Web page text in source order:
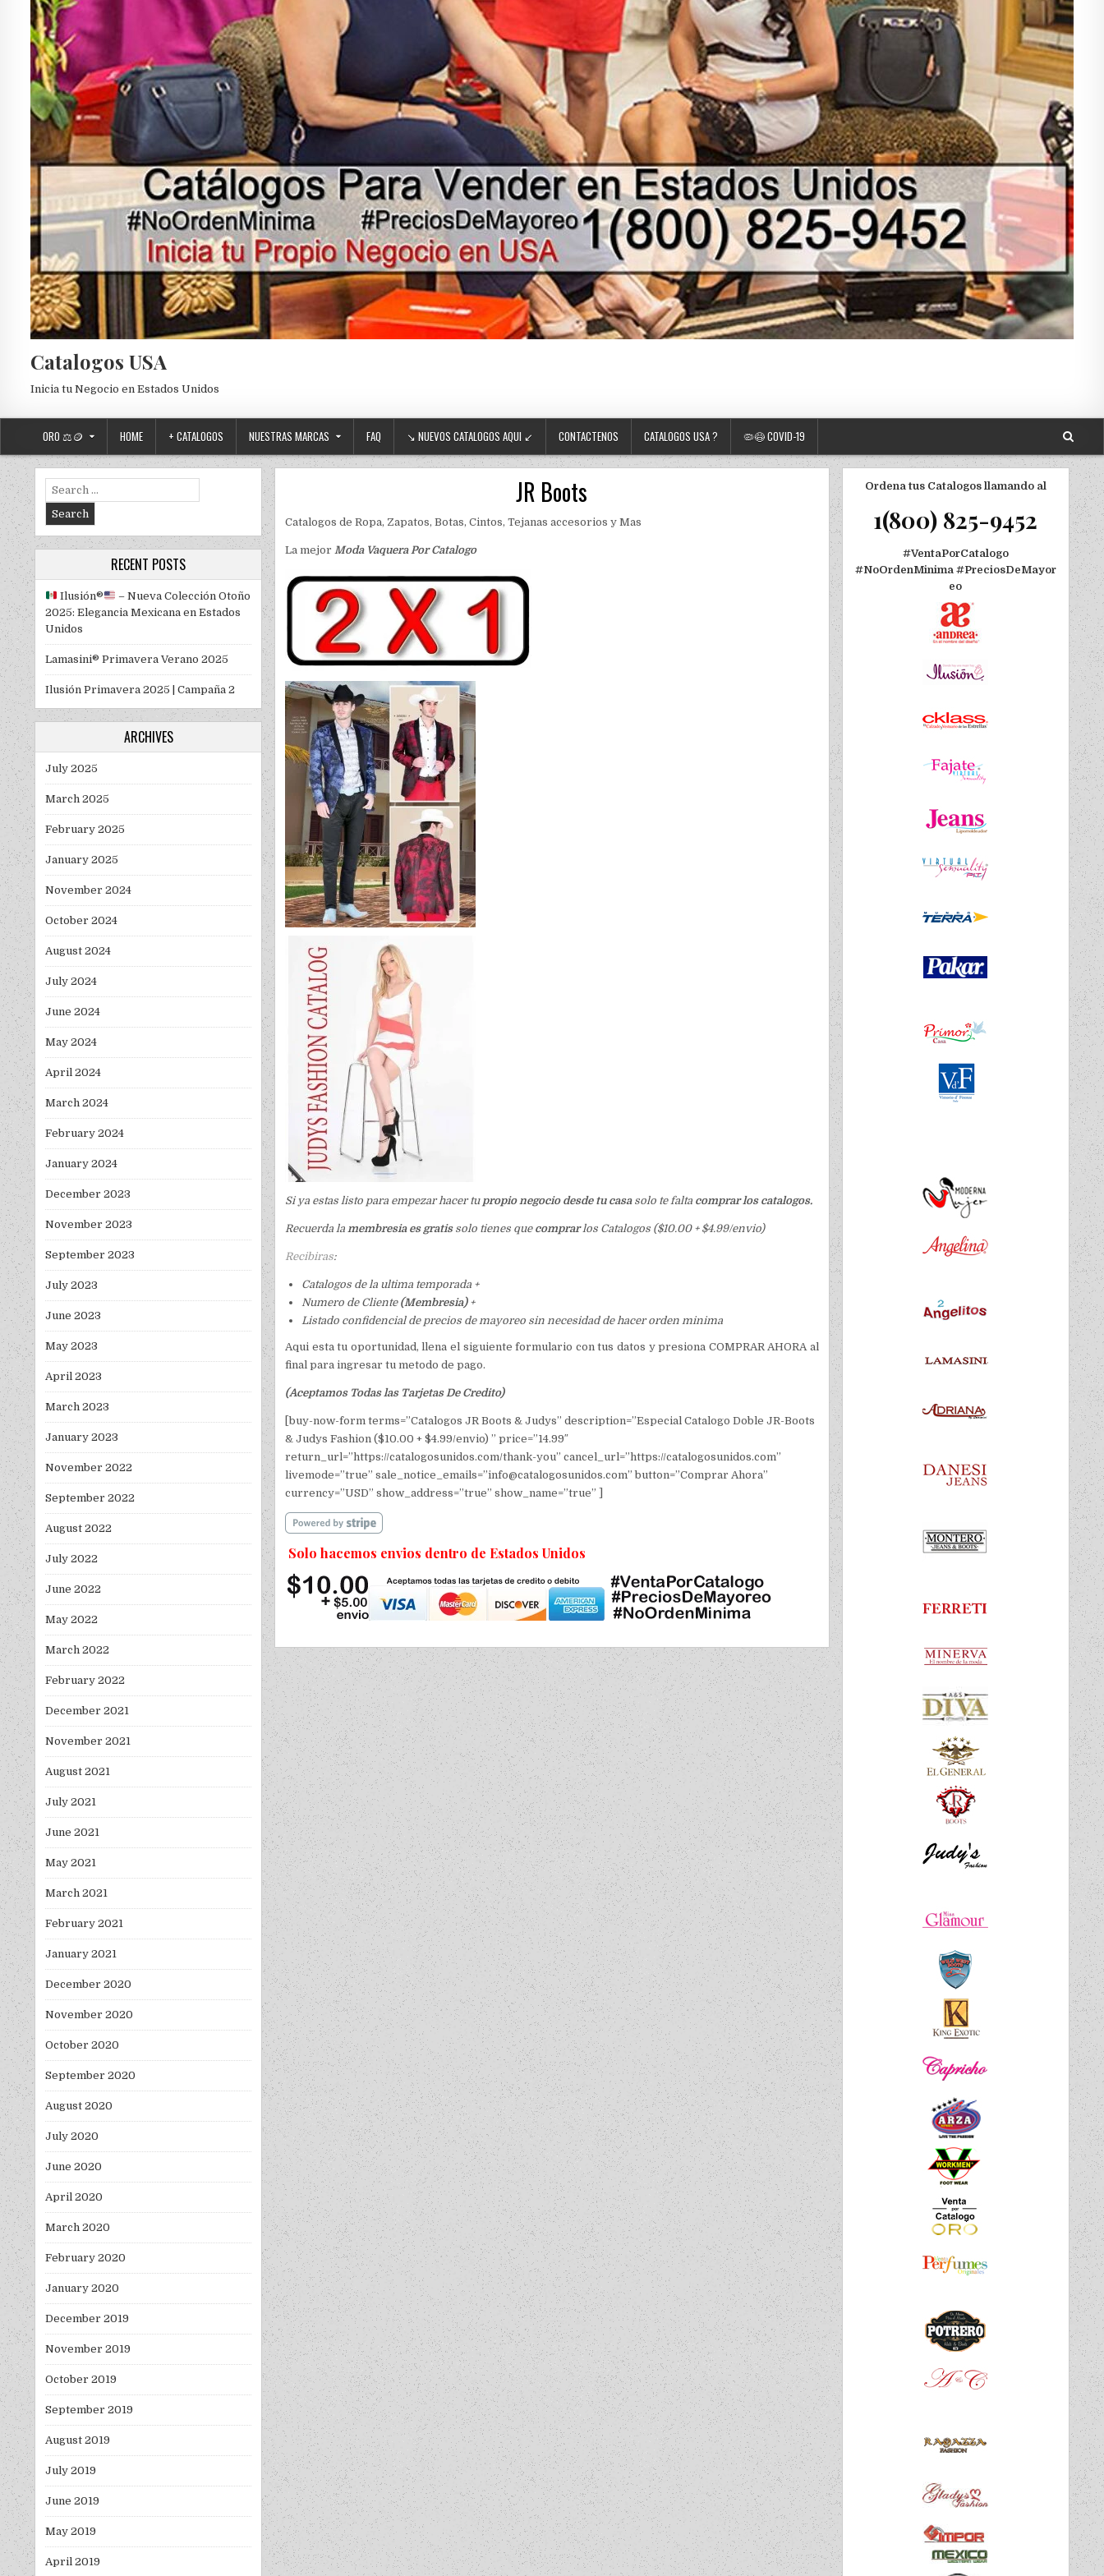
Catalogos USA
Inicia tu Negocio en Estados Unidos
ORO ⚖️🪙 HOME + CATALOGOS NUESTRAS MARCAS FAQ ↘ NUEVOS CATALOGOS AQUI ↙ CONTACTENOS CATALOGOS USA ? 🦠😷 COVID-19
JR Boots
Catalogos de Ropa, Zapatos, Botas, Cintos, Tejanas accesorios y Mas
La mejor Moda Vaquera Por Catalogo
Si ya estas listo para empezar hacer tu propio negocio desde tu casasolo te falta comprar los catalogos.
Recuerda lamembresia es gratissolo tienes que comprarlos Catalogos ($10.00 + $4.99/envio)
Recibiras:
Catalogos de la ultima temporada +
Numero de Cliente (Membresia)+
Listado confidencial de precios de mayoreo sin necesidad de hacer orden minima
Aqui esta tu oportunidad, llena el siguiente formulario con tus datos y presiona COMPRAR AHORA al
final para ingresar tu metodo de pago.
(Aceptamos Todas las Tarjetas De Credito)
[buy-now-form terms=”Catalogos JR Boots & Judys” description=”Especial Catalogo Doble JR-Boots
& Judys Fashion ($10.00 + $4.99/envio) ” price=”14.99″
return_url=”https://catalogosunidos.com/thank-you” cancel_url=”https://catalogosunidos.com”
livemode=”true” sale_notice_emails=”info@catalogosunidos.com” button=”Comprar Ahora”
currency=”USD” show_address=”true” show_name=”true” ]
Solo hacemos envios dentro de Estados Unidos
Search for:
RECENT POSTS
Ilusión®️
– Nueva Colección Otoño
2025: Elegancia Mexicana en Estados
Unidos
Lamasini® Primavera Verano 2025
Ilusión Primavera 2025 | Campaña 2
ARCHIVES
July 2025
March 2025
February 2025
January 2025
November 2024
October 2024
August 2024
July 2024
June 2024
May 2024
April 2024
March 2024
February 2024
January 2024
December 2023
November 2023
September 2023
July 2023
June 2023
May 2023
April 2023
March 2023
January 2023
November 2022
September 2022
August 2022
July 2022
June 2022
May 2022
March 2022
February 2022
December 2021
November 2021
August 2021
July 2021
June 2021
May 2021
March 2021
February 2021
January 2021
December 2020
November 2020
October 2020
September 2020
August 2020
July 2020
June 2020
April 2020
March 2020
February 2020
January 2020
December 2019
November 2019
October 2019
September 2019
August 2019
July 2019
June 2019
May 2019
April 2019
Ordena tus Catalogos llamando al
1(800) 825-9452
#VentaPorCatalogo
#NoOrdenMinima #PreciosDeMayor
eo